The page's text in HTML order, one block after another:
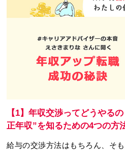
【1】年収交渉ってどうやる
正年収”を知るための4つの方
給与の交渉方法はもちろん、そ